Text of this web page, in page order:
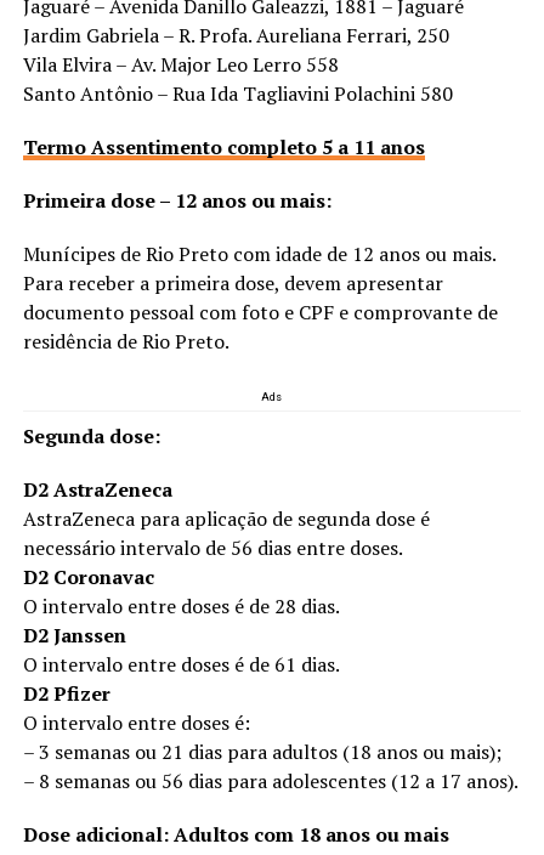
Jaguaré – Avenida Danillo Galeazzi, 1881 – Jaguaré
Jardim Gabriela – R. Profa. Aureliana Ferrari, 250
Vila Elvira – Av. Major Leo Lerro 558
Santo Antônio – Rua Ida Tagliavini Polachini 580
Termo Assentimento completo 5 a 11 anos
Primeira dose – 12 anos ou mais:
Munícipes de Rio Preto com idade de 12 anos ou mais.
Para receber a primeira dose, devem apresentar
documento pessoal com foto e CPF e comprovante de
residência de Rio Preto.
Ads
Segunda dose:
D2 AstraZeneca
AstraZeneca para aplicação de segunda dose é
necessário intervalo de 56 dias entre doses.
D2 Coronavac
O intervalo entre doses é de 28 dias.
D2 Janssen
O intervalo entre doses é de 61 dias.
D2 Pfizer
O intervalo entre doses é:
– 3 semanas ou 21 dias para adultos (18 anos ou mais);
– 8 semanas ou 56 dias para adolescentes (12 a 17 anos).
Dose adicional: Adultos com 18 anos ou mais